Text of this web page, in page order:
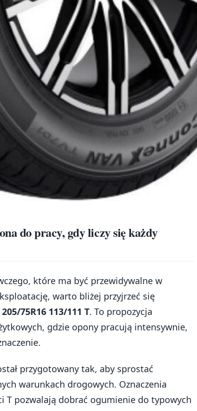
do pracy, gdy liczy się każdy
które ma być przewidywalne w
warto bliżej przyjrzeć się
75R16 113/111 T. To propozycja
gdzie opony pracują intensywnie,
przygotowany tak, aby sprostać
warunkach drogowych. Oznaczenia
T pozwalają dobrać ogumienie do typowych